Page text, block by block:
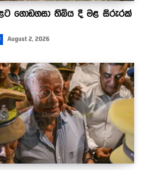
ගොඩගසා තිබිය දී මළ සිරුරක්
August 2, 2026